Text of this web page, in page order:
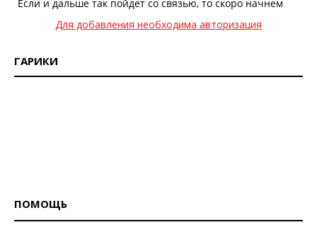
Для добавления необходима авторизация
ГАРИКИ
ПОМОЩЬ